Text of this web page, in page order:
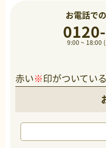
お電話で
9:00 ~ 18:00
赤い※印がついてい